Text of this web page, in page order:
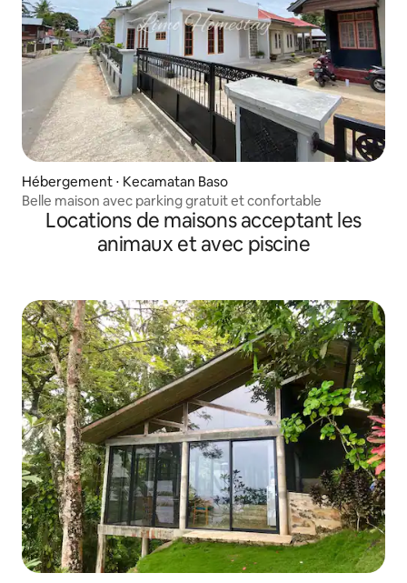
Hébergement ⋅ Kecamatan Baso
Belle maison avec parking gratuit et confortable
Locations de maisons acceptant les
animaux et avec piscine